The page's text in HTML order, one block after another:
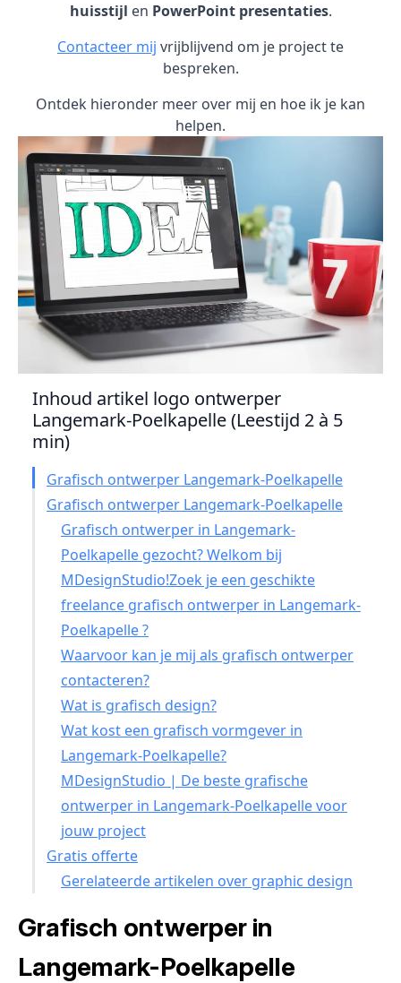
huisstijl en PowerPoint presentaties.
Contacteer mij vrijblijvend om je project te
bespreken.
Ontdek hieronder meer over mij en hoe ik je kan
helpen.
Inhoud artikel logo ontwerper
Langemark-Poelkapelle (Leestijd 2 à 5
min)
Grafisch ontwerper Langemark-Poelkapelle
Grafisch ontwerper Langemark-Poelkapelle
Grafisch ontwerper in Langemark-
Poelkapelle gezocht? Welkom bij
MDesignStudio!Zoek je een geschikte
freelance grafisch ontwerper in Langemark-
Poelkapelle ?
Waarvoor kan je mij als grafisch ontwerper
contacteren?
Wat is grafisch design?
Wat kost een grafisch vormgever in
Langemark-Poelkapelle?
MDesignStudio | De beste grafische
ontwerper in Langemark-Poelkapelle voor
jouw project
Gratis offerte
Gerelateerde artikelen over graphic design
Grafisch ontwerper in
Langemark-Poelkapelle